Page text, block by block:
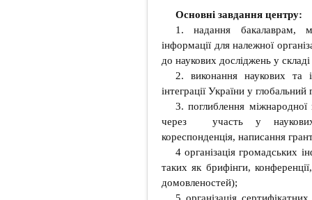
Основні завдання центру:
1. надання бакалаврам,
інформації для належної
до наукових досліджень у
2. виконання наукових та
інтеграції України у
3. поглиблення міжнародної
через участь у наукових
кореспонденція, написання
4 організація громадських
таких як брифінги,
домовленостей);
5 організація